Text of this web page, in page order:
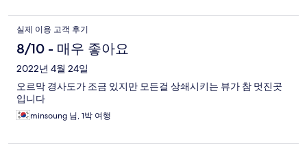
실제 이용 고객 후기
8/10 - 매우 좋아요
2022년 4월 24일
오르막 경사도가 조금 있지만 모든걸 상쇄시키는 뷰가 참 멋진곳
입니다
minsoung 님, 1박 여행